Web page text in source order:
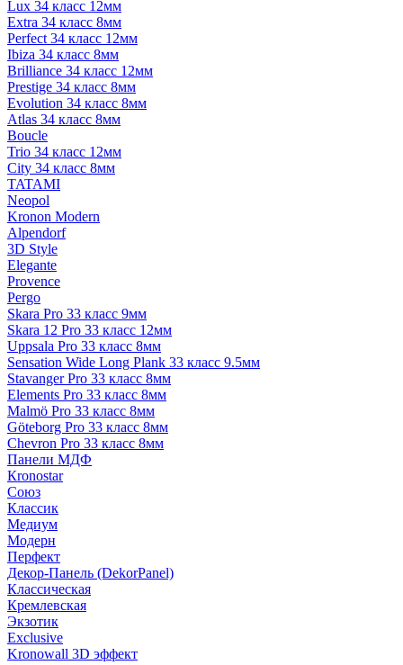
Lux 34 класс 12мм
Extra 34 класс 8мм
Perfect 34 класс 12мм
Ibiza 34 класс 8мм
Brilliance 34 класс 12мм
Prestige 34 класс 8мм
Evolution 34 класс 8мм
Atlas 34 класс 8мм
Boucle
Trio 34 класс 12мм
City 34 класс 8мм
TATAMI
Neopol
Kronon Modern
Alpendorf
3D Style
Elegante
Provence
Pergo
Skara Pro 33 класс 9мм
Skara 12 Pro 33 класс 12мм
Uppsala Pro 33 класс 8мм
Sensation Wide Long Plank 33 класс 9.5мм
Stavanger Pro 33 класс 8мм
Elements Pro 33 класс 8мм
Malmö Pro 33 класс 8мм
Göteborg Pro 33 класс 8мм
Chevron Pro 33 класс 8мм
Панели МДФ
Кronostar
Союз
Классик
Медиум
Модерн
Перфект
Декор-Панель (DekorPanel)
Классическая
Кремлевская
Экзотик
Exclusive
Kronowall 3D эффект